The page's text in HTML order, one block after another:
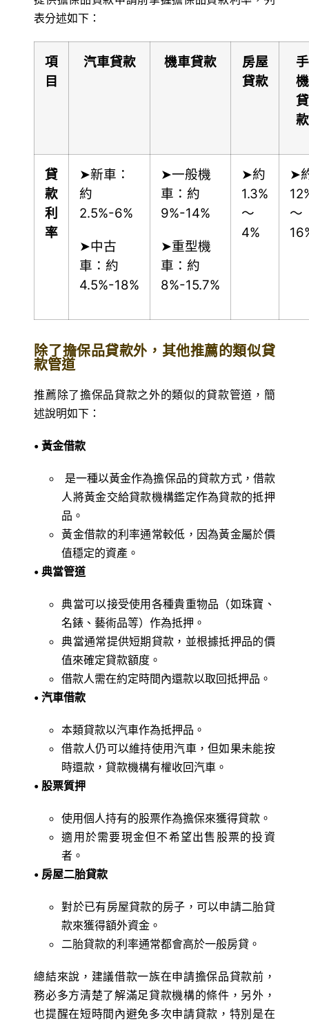
表分述如下：
項
目
汽車貸款 機車貸款
房屋
貸款
手
機
貸
款
貸
款
利
率
➤新車：
約
2.5%-6%
➤中古
車：約
4.5%-18%
➤一般機
車：約
9%-14%
➤重型機
車：約
8%-15.7%
➤約
1.3%
～
4%
➤
～
除了擔保品貸款外，其他推薦的類似貸
款管道
推薦除了擔保品貸款之外的類似的貸款管道，簡
述說明如下：
• 黃金借款
是一種以黃金作為擔保品的貸款方式，借款
人將黃金交給貸款機構鑑定作為貸款的抵押
品。
黃金借款的利率通常較低，因為黃金屬於價
值穩定的資產。
• 典當管道
典當可以接受使用各種貴重物品（如珠寶、
名錶、藝術品等）作為抵押。
典當通常提供短期貸款，並根據抵押品的價
值來確定貸款額度。
借款人需在約定時間內還款以取回抵押品。
• 汽車借款
本類貸款以汽車作為抵押品。
借款人仍可以維持使用汽車，但如果未能按
時還款，貸款機構有權收回汽車。
• 股票質押
使用個人持有的股票作為擔保來獲得貸款。
適用於需要現金但不希望出售股票的投資
者。
• 房屋二胎貸款
對於已有房屋貸款的房子，可以申請二胎貸
款來獲得額外資金。
二胎貸款的利率通常都會高於一般房貸。
總結來說，建議借款一族在申請擔保品貸款前，
務必多方清楚了解滿足貸款機構的條件，另外，
也提醒在短時間內避免多次申請貸款，特別是在